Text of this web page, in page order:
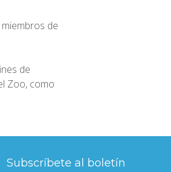
de
de
Zoo, como
Subscríbete al boletín